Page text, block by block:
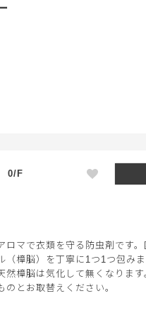
0/F
ロマで衣類を守る防虫剤です
（樟脳）を丁寧に1つ1つ包み
然樟脳は気化して無くなります
のとお取替えください。